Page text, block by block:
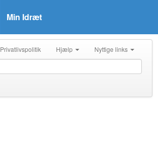
Min Idræt
Privatlivspolitik Hjælp Nyttige links